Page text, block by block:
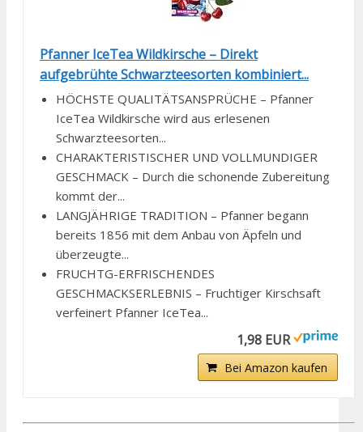
Pfanner IceTea Wildkirsche – Direkt
aufgebrühte Schwarzteesorten kombiniert...
HÖCHSTE QUALITÄTSANSPRÜCHE – Pfanner
IceTea Wildkirsche wird aus erlesenen
Schwarzteesorten...
CHARAKTERISTISCHER UND VOLLMUNDIGER
GESCHMACK – Durch die schonende Zubereitung
kommt der...
LANGJÄHRIGE TRADITION – Pfanner begann
bereits 1856 mit dem Anbau von Äpfeln und
überzeugte...
FRUCHTG-ERFRISCHENDES
GESCHMACKSERLEBNIS – Fruchtiger Kirschsaft
verfeinert Pfanner IceTea...
1,98 EUR
Bei Amazon kaufen